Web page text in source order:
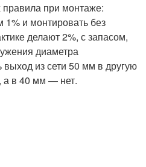
при монтаже:
1% и монтировать без
делают 2%, с запасом,
диаметра
выход из сети 50 мм в другую
а в 40 мм — нет.